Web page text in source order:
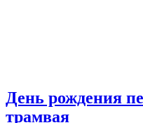
День рождения
трамвая